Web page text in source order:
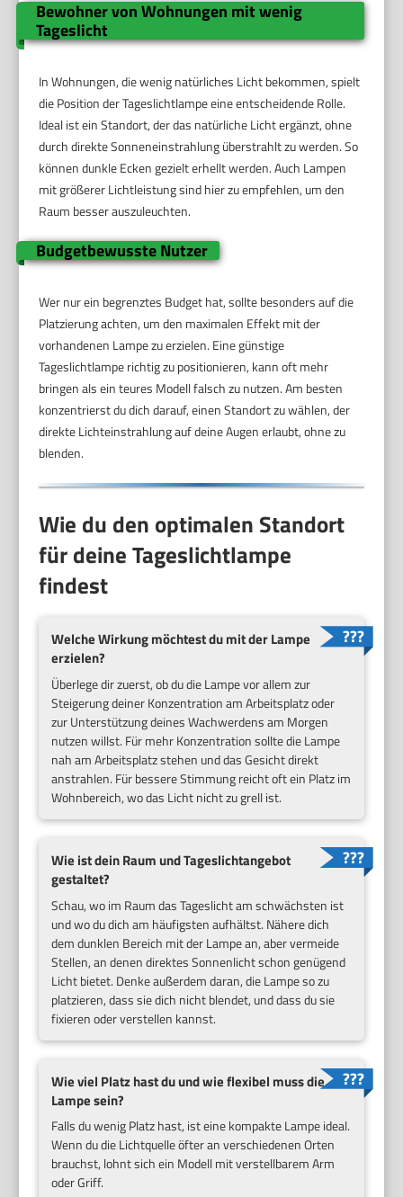
Bewohner von Wohnungen mit wenig
Tageslicht
In Wohnungen, die wenig natürliches Licht bekommen, spielt
die Position der Tageslichtlampe eine entscheidende Rolle.
Ideal ist ein Standort, der das natürliche Licht ergänzt, ohne
durch direkte Sonneneinstrahlung überstrahlt zu werden. So
können dunkle Ecken gezielt erhellt werden. Auch Lampen
mit größerer Lichtleistung sind hier zu empfehlen, um den
Raum besser auszuleuchten.
Budgetbewusste Nutzer
Wer nur ein begrenztes Budget hat, sollte besonders auf die
Platzierung achten, um den maximalen Effekt mit der
vorhandenen Lampe zu erzielen. Eine günstige
Tageslichtlampe richtig zu positionieren, kann oft mehr
bringen als ein teures Modell falsch zu nutzen. Am besten
konzentrierst du dich darauf, einen Standort zu wählen, der
direkte Lichteinstrahlung auf deine Augen erlaubt, ohne zu
blenden.
Wie du den optimalen Standort
für deine Tageslichtlampe
findest
Welche Wirkung möchtest du mit der Lampe
erzielen?
Überlege dir zuerst, ob du die Lampe vor allem zur
Steigerung deiner Konzentration am Arbeitsplatz oder
zur Unterstützung deines Wachwerdens am Morgen
nutzen willst. Für mehr Konzentration sollte die Lampe
nah am Arbeitsplatz stehen und das Gesicht direkt
anstrahlen. Für bessere Stimmung reicht oft ein Platz im
Wohnbereich, wo das Licht nicht zu grell ist.
Wie ist dein Raum und Tageslichtangebot
gestaltet?
Schau, wo im Raum das Tageslicht am schwächsten ist
und wo du dich am häufigsten aufhältst. Nähere dich
dem dunklen Bereich mit der Lampe an, aber vermeide
Stellen, an denen direktes Sonnenlicht schon genügend
Licht bietet. Denke außerdem daran, die Lampe so zu
platzieren, dass sie dich nicht blendet, und dass du sie
fixieren oder verstellen kannst.
Wie viel Platz hast du und wie flexibel muss die
Lampe sein?
Falls du wenig Platz hast, ist eine kompakte Lampe ideal.
Wenn du die Lichtquelle öfter an verschiedenen Orten
brauchst, lohnt sich ein Modell mit verstellbarem Arm
oder Griff.